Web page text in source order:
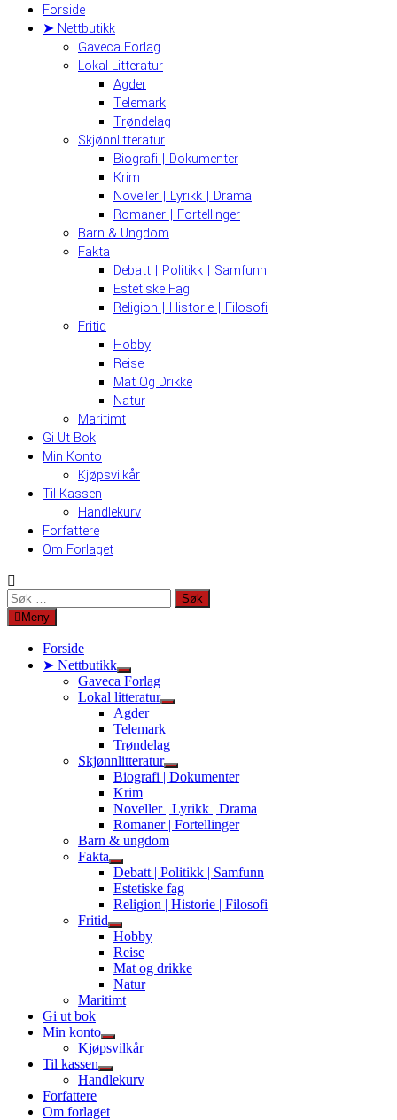
Forside
➤ Nettbutikk
Gaveca Forlag
Lokal Litteratur
Agder
Telemark
Trøndelag
Skjønnlitteratur
Biografi | Dokumenter
Krim
Noveller | Lyrikk | Drama
Romaner | Fortellinger
Barn & Ungdom
Fakta
Debatt | Politikk | Samfunn
Estetiske Fag
Religion | Historie | Filosofi
Fritid
Hobby
Reise
Mat Og Drikke
Natur
Maritimt
Gi Ut Bok
Min Konto
Kjøpsvilkår
Til Kassen
Handlekurv
Forfattere
Om Forlaget
Søk
etter:Meny
Forside
➤ Nettbutikk
Show
sub
menu
Gaveca Forlag
Lokal litteratur
Show
Agder
Telemark
Trøndelag
Skjønnlitteratur
Show
sub
Biografi | Dokumenter
Krim
Noveller | Lyrikk | Drama
Romaner | Fortellinger
Barn & ungdom
Fakta
Show
sub
menu
Debatt | Politikk | Samfunn
Estetiske fag
Religion | Historie | Filosofi
Fritid
Show
sub
menu
Hobby
Reise
Mat og drikke
Natur
Maritimt
Gi ut bok
Min konto
Show
sub
menu
Kjøpsvilkår
Til kassen
Show
sub
Handlekurv
Forfattere
Om forlaget